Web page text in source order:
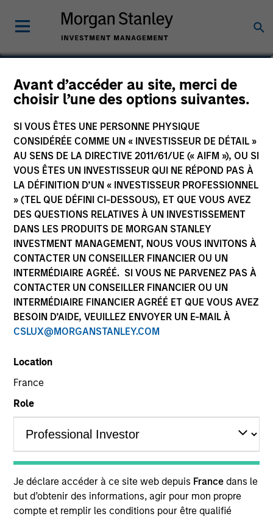
Avant d’accéder au site, merci de
choisir l’une des options suivantes.
SI VOUS ÊTES UNE PERSONNE PHYSIQUE
CONSIDÉRÉE COMME UN « INVESTISSEUR DE DÉTAIL »
AU SENS DE LA DIRECTIVE 2011/61/UE (« AIFM »), OU SI
VOUS ÊTES UN INVESTISSEUR QUI NE RÉPOND PAS À
LA DÉFINITION D’UN « INVESTISSEUR PROFESSIONNEL
» (TEL QUE DÉFINI CI-DESSOUS), ET QUE VOUS AVEZ
DES QUESTIONS RELATIVES À UN INVESTISSEMENT
DANS LES PRODUITS DE MORGAN STANLEY
INVESTMENT MANAGEMENT, NOUS VOUS INVITONS À
CONTACTER UN CONSEILLER FINANCIER OU UN
INTERMÉDIAIRE AGRÉÉ. SI VOUS NE PARVENEZ PAS À
CONTACTER UN CONSEILLER FINANCIER OU UN
INTERMÉDIAIRE FINANCIER AGRÉÉ ET QUE VOUS AVEZ
BESOIN D’AIDE, VEUILLEZ ENVOYER UN E-MAIL À
CSLUX@MORGANSTANLEY.COM
Location
France
Role
Je déclare accéder à ce site web depuis France dans le
but d’obtenir des informations, agir pour mon propre
compte et remplir les conditions pour être qualifié
Stuart Muter, CFA
Executive Director
Years
TEAM
Eaton Vance Equity Team